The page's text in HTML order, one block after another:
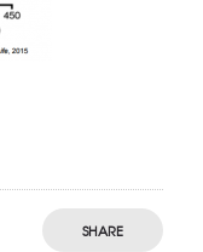
SHARE